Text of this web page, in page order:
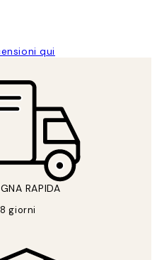
qui
RAPIDA
giorni